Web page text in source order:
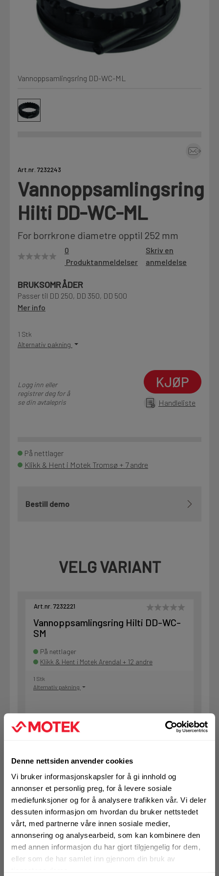
Denne nettsiden anvender cookies
Vi bruker informasjonskapsler for å gi innhold og
annonser et personlig preg, for å levere sosiale
mediefunksjoner og for å analysere trafikken vår. Vi deler
dessuten informasjon om hvordan du bruker nettstedet
vårt, med partnerne våre innen sosiale medier,
annonsering og analysearbeid, som kan kombinere den
med annen informasjon du har gjort tilgjengelig for dem,
eller som de har samlet inn gjennom din bruk av
Kjemi, vindsperre og branntetting
Installasjon
Annet
Fag
Motek
Finn butikk
Kontakt og åpningstider
Kvalitetsprodukter til ekstra gode priser
Min Fleet NYHET
Mine henvendelser
Prislister
Firmainformasjon
LOGG UT
Vannoppsamlingsring DD-WC-ML
Art.nr. 7232243
Vannoppsamlingsring
Hilti DD-WC-ML
For borrkrone diametre opptil 252 mm
0
Produktanmeldelser
Skriv en
anmeldelse
BRUKSOMRÅDER
Passer til DD 250, DD 350, DD 500
Mer info
1 Stk
Alternativ pakning
Logg inn eller
registrer deg for å
se din avtalepris
KJØP
Handleliste
På nettlager
Klikk & Hent i Motek Tromsø + 7 andre
Bestill demo
VELG VARIANT
Art.nr. 7232221
Vannoppsamlingsring Hilti DD-WC-
SM
På nettlager
Klikk & Hent i Motek Arendal + 12 andre
1 Stk
Alternativ pakning
Logg inn eller
KJØP
Vannoppsamlingsring Hilti DD-WC-
S
På nettlager
Klikk & Hent i Motek Trondheim + 2 andre
1 Stk